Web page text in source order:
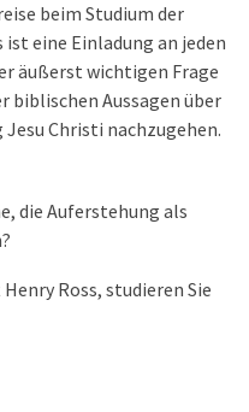
beim Studium der
ist eine Einladung an jeden
äußerst wichtigen Frage
Aussagen über
Christi nachzugehen.
die Auferstehung als
Ross, studieren Sie